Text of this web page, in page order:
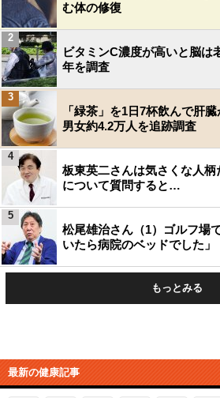
む体の修復
ビタミンC濃度が高いと脳は
年を調査
2
「緑茶」を1日7杯飲んで肝
男女約4.2万人を追跡調査
3
板東英二さんは気さくな人柄
について質問すると…
4
松尾雄治さん（1）ゴルフ場
いたら病院のベッドでした」
5
もっとみる
最新の健康記事